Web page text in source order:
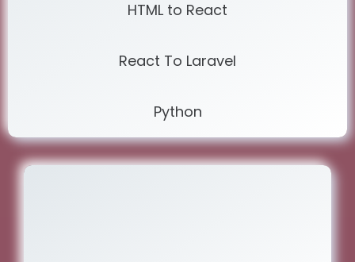
HTML to React
React To Laravel
Python